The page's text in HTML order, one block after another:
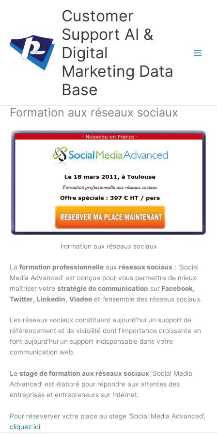
Customer
Support AI &
Digital
Marketing Data
Base
Formation aux réseaux sociaux
Formation aux réseaux sociaux
La formation professionnelle aux réseaux sociaux : ‘Social
Media Advanced’ est conçue pour vous permettre de mieux
maîtriser votre stratégie de communication sur Facebook,
Twitter, Linkedin, Viadeo et l’ensemble des réseaux sociaux.
Les réseaux sociaux constituent aujourd’hui un support de
référencement et de visibilité dont l’importance croissante en
font aujourd’hui un support indispensable dans votre
communication web.
Le stage de formation aux réseaux sociaux ‘Social Media
Advanced’ est élaboré pour répondre aux attentes des
entreprises et entrepreneurs sur Internet.
Pour réseverver votre place au stage ‘Social Media Advanced’,
cliquez ici